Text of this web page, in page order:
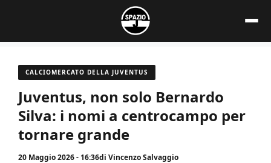
contenuto
CALCIOMERCATO DELLA JUVENTUS
Juventus, non solo Bernardo
Silva: i nomi a centrocampo per
tornare grande
20 Maggio 2026 - 16:36di Vincenzo Salvaggio